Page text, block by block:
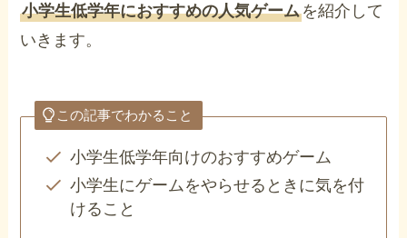
小学生低学年におすすめの人気ゲームを紹介して
いきます。
この記事でわかること
小学生低学年向けのおすすめゲーム
小学生にゲームをやらせるときに気を付
けること